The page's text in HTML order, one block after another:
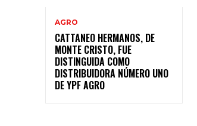
AGRO
CATTANEO HERMANOS, DE
MONTE CRISTO, FUE
DISTINGUIDA COMO
DISTRIBUIDORA NÚMERO UNO
DE YPF AGRO